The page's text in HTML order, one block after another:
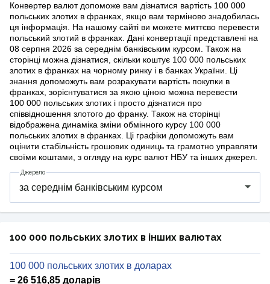
Конвертер валют допоможе вам дізнатися вартість 100 000
польських злотих в франках, якщо вам терміново знадобилась
ця інформація. На нашому сайті ви можете миттєво перевести
польський злотий в франках. Дані конвертації представлені на
08 серпня 2026 за середнім банківським курсом. Також на
сторінці можна дізнатися, скільки коштує 100 000 польських
злотих в франках на чорному ринку і в банках України. Ці
знання допоможуть вам розрахувати вартість покупки в
франках, зорієнтуватися за якою ціною можна перевести
100 000 польських злотих і просто дізнатися про
співвідношення злотого до франку. Також на сторінці
відображена динаміка зміни обмінного курсу 100 000
польських злотих в франках. Ці графіки допоможуть вам
оцінити стабільність грошових одиниць та грамотно управляти
своїми коштами, з огляду на курс валют НБУ та інших джерел.
Джерело
100 000 польських злотих в інших валютах
100 000 польських злотих в доларах
= 26 516,85 доларів